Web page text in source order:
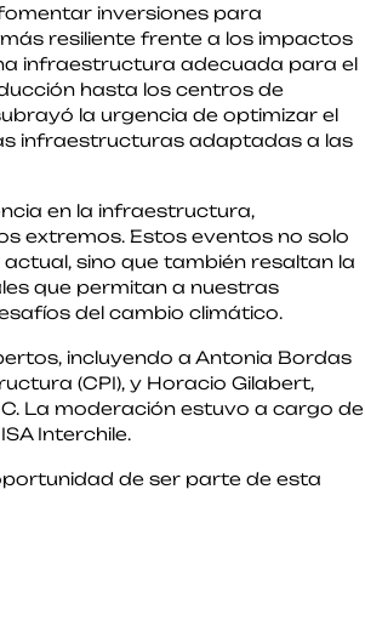
inversiones para
resiliente frente a los impactos
infraestructura adecuada para el
hasta los centros de
la urgencia de optimizar el
infraestructuras adaptadas a las
en la infraestructura,
extremos. Estos eventos no solo
sino que también resaltan la
que permitan a nuestras
del cambio climático.
incluyendo a Antonia Bordas
(CPI), y Horacio Gilabert,
La moderación estuvo a cargo de
Interchile.
de ser parte de esta